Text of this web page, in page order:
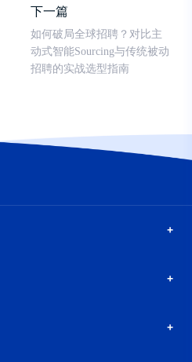
下一篇
如何破局全球招聘？对比主
动式智能Sourcing与传统被动
招聘的实战选型指南